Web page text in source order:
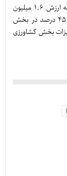
این میزان سهم خراسان رضوی دو میلیون تن و به ارزش ۱.۶ میلیون
دلار بود و محصولات صادر شده استان نیز شامل ۴۵ درصد در بخش
بخش کشاورزی